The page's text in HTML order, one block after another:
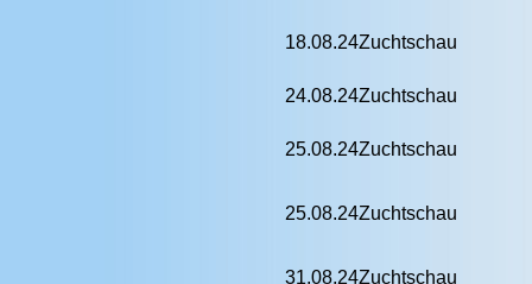
18.08.24Zuchtschau
24.08.24Zuchtschau
25.08.24Zuchtschau
25.08.24Zuchtschau
31.08.24Zuchtschau